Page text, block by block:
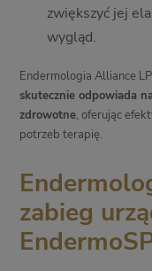
zwiększyć jej
wygląd.
Endermologia Alliance
skutecznie odpowiada
zdrowotne, oferując
potrzeb terapię.
zabieg